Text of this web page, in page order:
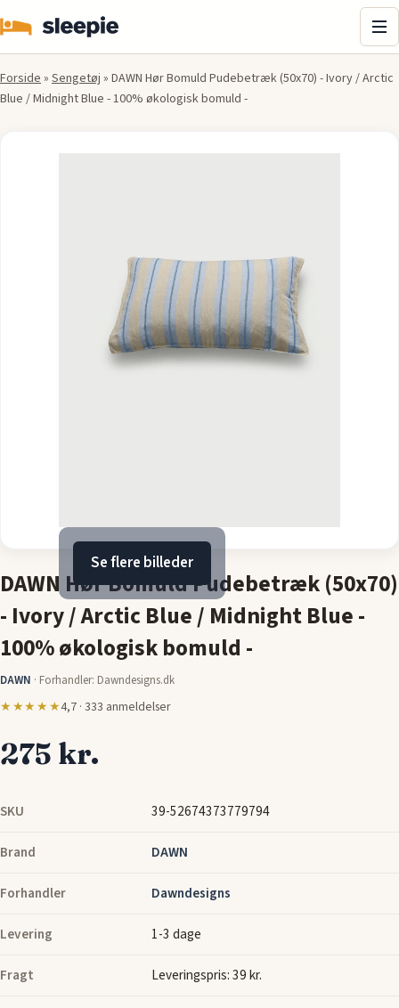
Forside» Sengetøj » DAWN Hør Bomuld Pudebetræk (50x70) - Ivory / Arctic
Blue / Midnight Blue - 100% økologisk bomuld -
Se flere billeder
SKU 39-52674373779794
Brand DAWN
Forhandler Dawndesigns
Levering 1-3 dage
Fragt Leveringspris: 39 kr.
DAWN Hør Bomuld Pudebetræk (50x70)
- Ivory / Arctic Blue / Midnight Blue -
100% økologisk bomuld -
DAWN · Forhandler: Dawndesigns.dk
★★★★★4,7 · 333 anmeldelser
275 kr.